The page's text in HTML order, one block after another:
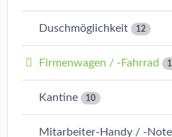
Duschmöglichkeit 12
Firmenwagen / -Fahrrad
Kantine 10
Mitarbeiter-Handy / -